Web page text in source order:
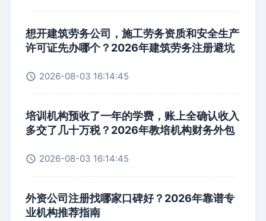
想开建筑劳务公司，施工劳务资质和安全生产
许可证先办哪个？2026年建筑劳务注册避坑
2026-08-03 16:14:45
培训机构预收了一年的学费，账上全确认收入
多交了几十万税？2026年教培机构财务外包
2026-08-03 16:14:45
外资公司注册找哪家口碑好？2026年靠谱专
业机构推荐指南